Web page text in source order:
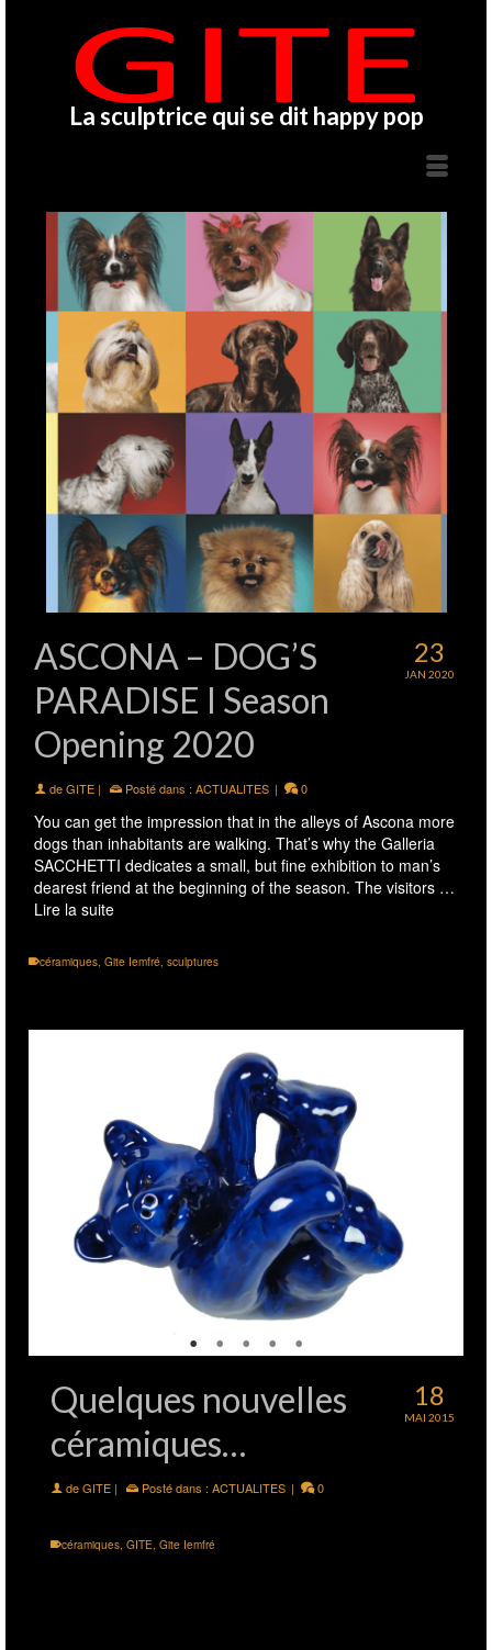
La sculptrice qui se dit happy pop
23
JAN 2020
ASCONA – DOG’S
PARADISE I Season
Opening 2020
deGITE | Posté dans : ACTUALITES | 0
You can get the impression that in the alleys of Ascona more
dogs than inhabitants are walking. That’s why the Galleria
SACCHETTI dedicates a small, but fine exhibition to man’s
dearest friend at the beginning of the season. The visitors …
Lire la suite
céramiques, Gite Iemfré, sculptures
18
MAI 2015
Quelques nouvelles
céramiques…
deGITE | Posté dans : ACTUALITES | 0
céramiques, GITE, Gite Iemfré